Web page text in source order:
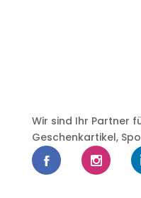
Wir sind Ihr Partner
Geschenkartikel,